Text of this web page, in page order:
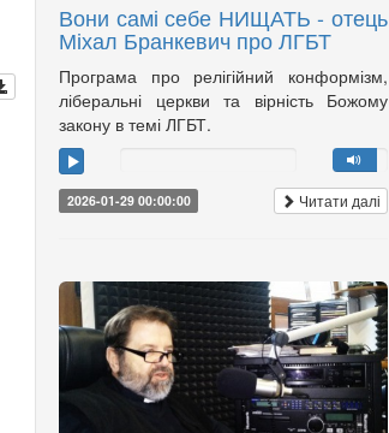
Вони самі себе НИЩАТЬ - отець
Міхал Бранкевич про ЛГБТ
Програма про релігійний конформізм,
ліберальні церкви та вірність Божому
закону в темі ЛГБТ.
2026-01-29 00:00:00 Читати далі